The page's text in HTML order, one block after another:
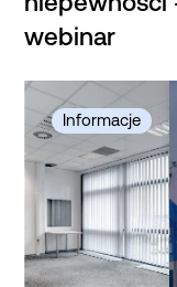
webinar